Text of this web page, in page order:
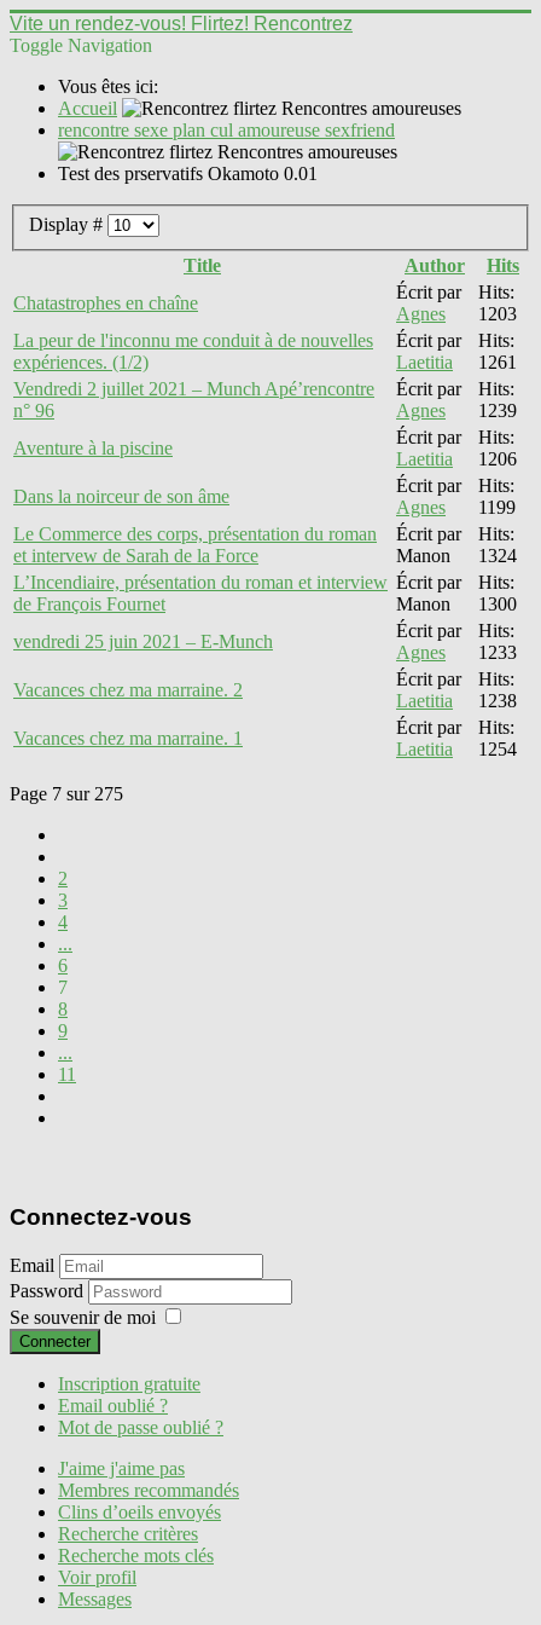
Vite un rendez-vous! Flirtez! Rencontrez
Toggle Navigation
Vous êtes ici:
Accueil
rencontre sexe plan cul amoureuse sexfriend
Test des prservatifs Okamoto 0.01
Display #
Title
Author
Hits
Chatastrophes en chaîne
Écrit par
Agnes
Hits:
1203
La peur de l'inconnu me conduit à de nouvelles
expériences. (1/2)
Écrit par
Laetitia
Hits:
1261
Vendredi 2 juillet 2021 – Munch Apé’rencontre
n° 96
Écrit par
Agnes
Hits:
1239
Aventure à la piscine
Écrit par
Laetitia
Hits:
1206
Dans la noirceur de son âme
Écrit par
Agnes
Hits:
1199
Le Commerce des corps, présentation du roman
et intervew de Sarah de la Force
Écrit par
Manon
Hits:
1324
L’Incendiaire, présentation du roman et interview
de François Fournet
Écrit par
Manon
Hits:
1300
vendredi 25 juin 2021 – E-Munch
Écrit par
Agnes
Hits:
1233
Vacances chez ma marraine. 2
Écrit par
Laetitia
Hits:
1238
Vacances chez ma marraine. 1
Écrit par
Laetitia
Hits:
1254
Page 7 sur 275
2
3
4
...
6
7
8
9
...
11
Connectez-vous
Email
Password
Se souvenir de moi
Connecter
Inscription gratuite
Email oublié ?
Mot de passe oublié ?
J'aime j'aime pas
Membres recommandés
Clins d’oeils envoyés
Recherche critères
Recherche mots clés
Voir profil
Messages